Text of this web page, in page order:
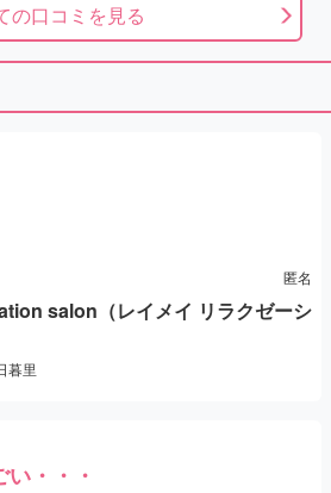
の口コミを見る
。駅近ということもあり、迷うことな
ができました。
術室は、よくある薄い壁で仕切られて
匿名
salon（レイメイ リラクゼーシ
暮里
・・・